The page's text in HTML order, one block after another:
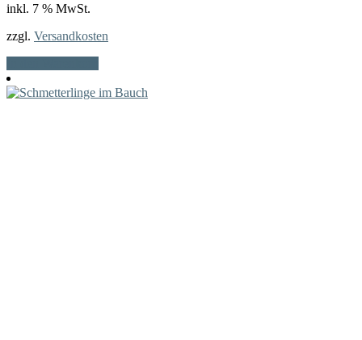
inkl. 7 % MwSt.
zzgl. Versandkosten